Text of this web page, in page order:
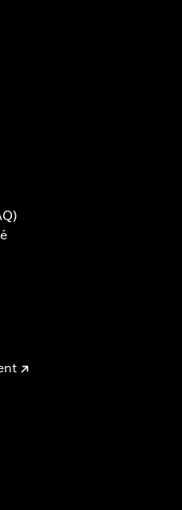
Elles ne sont pas conçus ni
véhicule ou tout autre objet.
risque de provoquer des
voire mortelles.